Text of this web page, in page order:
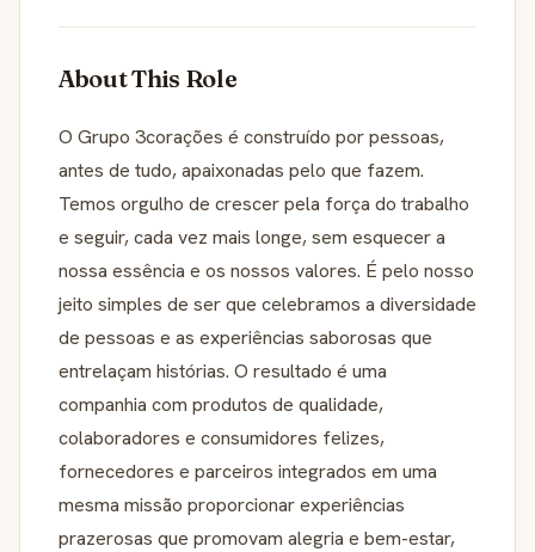
About This Role
O Grupo 3corações é construído por pessoas,
antes de tudo, apaixonadas pelo que fazem.
Temos orgulho de crescer pela força do trabalho
e seguir, cada vez mais longe, sem esquecer a
nossa essência e os nossos valores. É pelo nosso
jeito simples de ser que celebramos a diversidade
de pessoas e as experiências saborosas que
entrelaçam histórias. O resultado é uma
companhia com produtos de qualidade,
colaboradores e consumidores felizes,
fornecedores e parceiros integrados em uma
mesma missão proporcionar experiências
prazerosas que promovam alegria e bem-estar,